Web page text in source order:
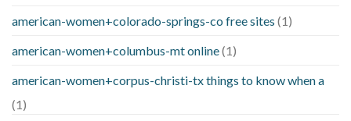
american-women+colorado-springs-co free sites (1)
american-women+columbus-mt online(1)
american-women+corpus-christi-tx things to know when a
(1)